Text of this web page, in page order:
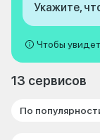
Укажите,
Чтобы
13 сервисов
По